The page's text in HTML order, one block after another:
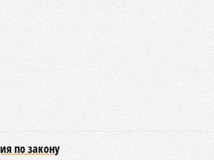
концессии Пашинян со
могут
на территории Армении
где будет создана
для управления путями, а
путей будут делиться плюс-
как с американцами
публицист